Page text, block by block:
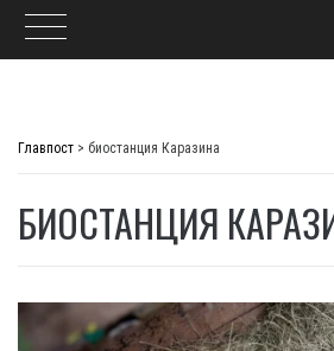
Главпост > биостанция Каразина
БИОСТАНЦИЯ